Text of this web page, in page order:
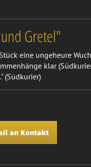
Gretel"
eine ungeheure
klar
(Südkurier)
an Kontakt